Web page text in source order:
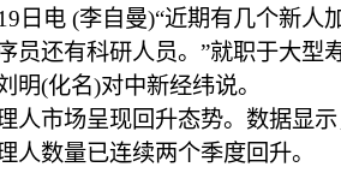
电 (李自曼)“近期有几个新人
员还有科研人员。”就职于大型
明(化名)对中新经纬说。
市场呈现回升态势。数据显示
人数量已连续两个季度回升。